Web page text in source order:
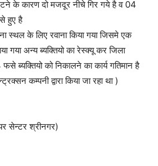
के कारण दो मजदूर नीचे गिर गये है व 04
हुए है
स्थल के लिए रवाना किया गया जिसमे एक
गया अन्य ब्यक्तियो का रेस्क्यू कर जिला
ब्यक्तियो को निकालने का कार्य गतिमान है
कम्पनी द्वारा किया जा रहा था )
सेन्टर श्रीनगर)